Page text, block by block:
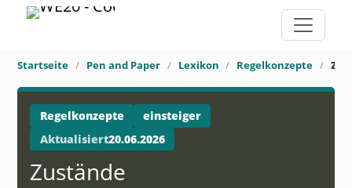
Startseite Pen and Paper Lexikon Regelkonzepte
Regelkonzepte
einsteiger
Aktualisiert20.06.2026
Zustände